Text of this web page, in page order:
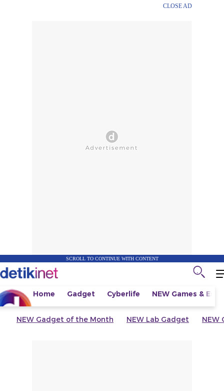
CLOSE AD
SCROLL TO CONTINUE WITH CONTENT
Home Gadget Cyberlife NEW Games &
NEW Gadget of the Month NEW Lab Gadget NEW